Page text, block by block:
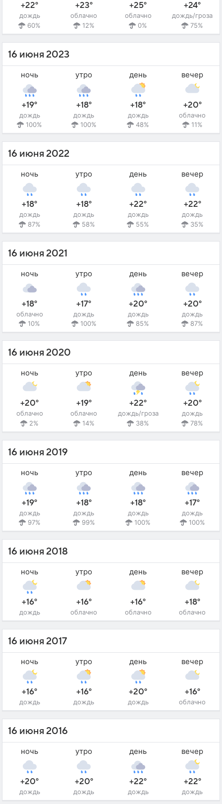
+22°
дождь
60%
+23°
облачно
12%
+25°
облачно
0%
+24°
дождь/гроза
75%
16 июня 2023
ночь
+19°
дождь
100%
утро
+18°
дождь
100%
день
+18°
дождь
48%
вечер
+20°
облачно
11%
16 июня 2022
ночь
+18°
дождь
87%
утро
+18°
дождь
58%
день
+22°
дождь
55%
вечер
+22°
дождь
35%
16 июня 2021
ночь
+18°
облачно
10%
утро
+17°
дождь
100%
день
+20°
дождь
85%
вечер
+20°
дождь
87%
16 июня 2020
ночь
+20°
облачно
2%
утро
+19°
облачно
14%
день
+22°
дождь/гроза
38%
вечер
+20°
дождь
78%
16 июня 2019
ночь
+19°
дождь
97%
утро
+18°
дождь
99%
день
+18°
дождь
100%
вечер
+17°
дождь
100%
16 июня 2018
ночь
+16°
дождь
утро
+16°
облачно
день
+16°
облачно
вечер
+18°
облачно
16 июня 2017
ночь
+16°
дождь
утро
+16°
дождь
день
+20°
дождь
вечер
+16°
облачно
16 июня 2016
ночь
+20°
дождь
утро
+20°
дождь
день
+22°
дождь
вечер
+22°
дождь